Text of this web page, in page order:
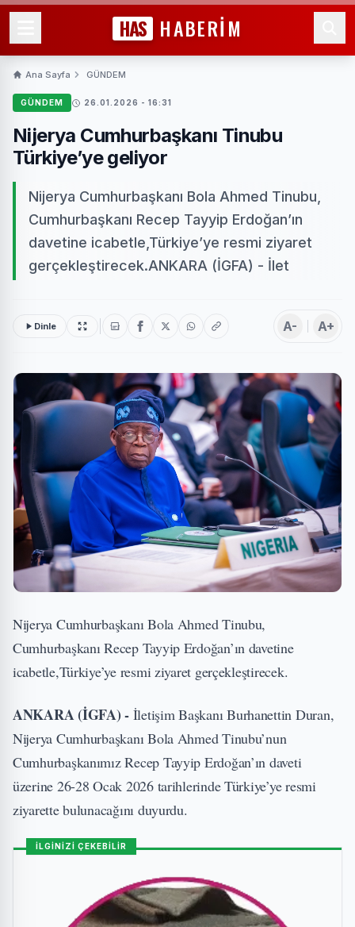
HAS HABERİM
Ana Sayfa GÜNDEM
GÜNDEM 26.01.2026 - 16:31
Nijerya Cumhurbaşkanı Tinubu
Türkiye’ye geliyor
Nijerya Cumhurbaşkanı Bola Ahmed Tinubu,
Cumhurbaşkanı Recep Tayyip Erdoğan’ın
davetine icabetle,Türkiye’ye resmi ziyaret
gerçekleştirecek.ANKARA (İGFA) - İlet
Dinle A- A+
Nijerya Cumhurbaşkanı Bola Ahmed Tinubu,
Cumhurbaşkanı Recep Tayyip Erdoğan’ın davetine
icabetle,Türkiye’ye resmi ziyaret gerçekleştirecek.
ANKARA (İGFA) - İletişim Başkanı Burhanettin Duran,
Nijerya Cumhurbaşkanı Bola Ahmed Tinubu’nun
Cumhurbaşkanımız Recep Tayyip Erdoğan’ın daveti
üzerine 26-28 Ocak 2026 tarihlerinde Türkiye’ye resmi
ziyarette bulunacağını duyurdu.
İLGİNİZİ ÇEKEBİLİR